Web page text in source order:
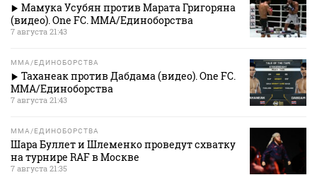
Мамука Усубян против Марата Григоряна
(видео). One FC. MMA/Единоборства
7 августа 21:43
MMA/ЕДИНОБОРСТВА
Таханеак против Дабдама (видео). One FC.
MMA/Единоборства
7 августа 21:43
MMA/ЕДИНОБОРСТВА
Шара Буллет и Шлеменко проведут схватку
на турнире RAF в Москве
7 августа 21:35